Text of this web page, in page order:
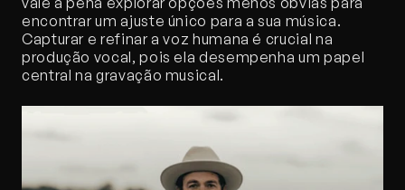
encontrar um ajuste único para a sua música.
Capturar e refinar a voz humana é crucial na
produção vocal, pois ela desempenha um papel
central na gravação musical.